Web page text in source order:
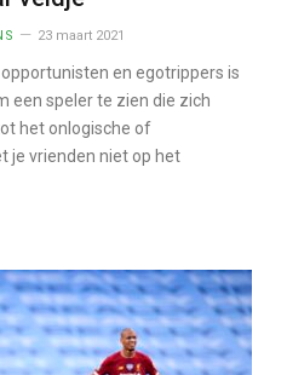
23 maart 2021
en egotrippers is
een speler te zien die zich
het onlogische of
je vrienden niet op het